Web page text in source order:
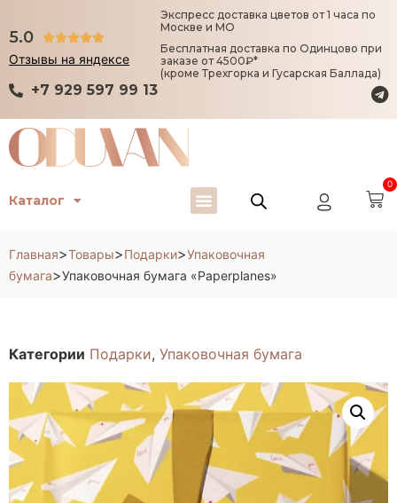
5.0 
Отзывы на яндексе
Экспресс доставка цветов от 1 часа по
Москве и МО
Бесплатная доставка по Одинцово при
заказе от 4500₽*
(кроме Трехгорка и Гусарская Баллада)
+7 929 597 99 13
Каталог
0
Главная>Товары>Подарки>Упаковочная
бумага>Упаковочная бумага «Paperplanes»
Категории Подарки, Упаковочная бумага